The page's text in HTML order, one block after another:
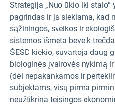
Strategija „Nuo ūkio iki stalo“
pagrindas ir ja siekiama, kad
sąžiningos, sveikos ir
sistemos išmeta beveik
ŠESD kiekio, suvartoja daug
biologinės įvairovės nykimą
(dėl nepakankamos ir
subjektams, visų pirma
neužtikrina teisingos